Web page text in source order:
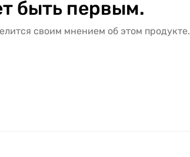
быть первым.
своим мнением об этом продукте.